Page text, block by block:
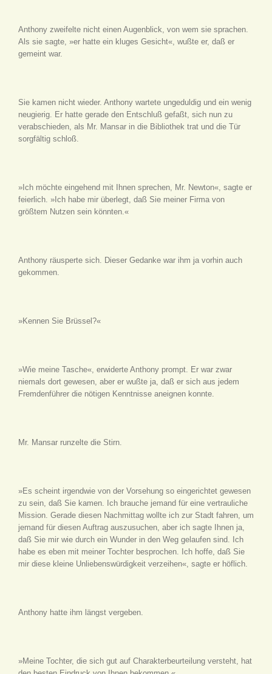
Anthony zweifelte nicht einen Augenblick, von wem sie sprachen.
Als sie sagte, »er hatte ein kluges Gesicht«, wußte er, daß er
gemeint war.
Sie kamen nicht wieder. Anthony wartete ungeduldig und ein wenig
neugierig. Er hatte gerade den Entschluß gefaßt, sich nun zu
verabschieden, als Mr. Mansar in die Bibliothek trat und die Tür
sorgfältig schloß.
»Ich möchte eingehend mit Ihnen sprechen, Mr. Newton«, sagte er
feierlich. »Ich habe mir überlegt, daß Sie meiner Firma von
größtem Nutzen sein könnten.«
Anthony räusperte sich. Dieser Gedanke war ihm ja vorhin auch
gekommen.
»Kennen Sie Brüssel?«
»Wie meine Tasche«, erwiderte Anthony prompt. Er war zwar
niemals dort gewesen, aber er wußte ja, daß er sich aus jedem
Fremdenführer die nötigen Kenntnisse aneignen konnte.
Mr. Mansar runzelte die Stirn.
»Es scheint irgendwie von der Vorsehung so eingerichtet gewesen
zu sein, daß Sie kamen. Ich brauche jemand für eine vertrauliche
Mission. Gerade diesen Nachmittag wollte ich zur Stadt fahren, um
jemand für diesen Auftrag auszusuchen, aber ich sagte Ihnen ja,
daß Sie mir wie durch ein Wunder in den Weg gelaufen sind. Ich
habe es eben mit meiner Tochter besprochen. Ich hoffe, daß Sie
mir diese kleine Unliebenswürdigkeit verzeihen«, sagte er höflich.
Anthony hatte ihm längst vergeben.
»Meine Tochter, die sich gut auf Charakterbeurteilung versteht, hat